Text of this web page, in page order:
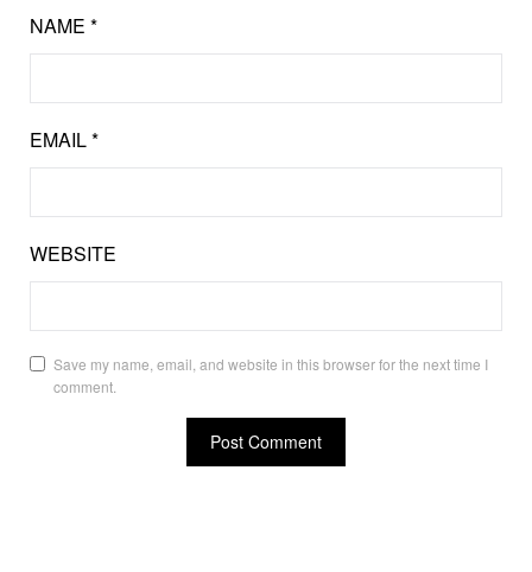
NAME *
EMAIL*
WEBSITE
Save my name, email, and website in this browser for the next time I
comment.